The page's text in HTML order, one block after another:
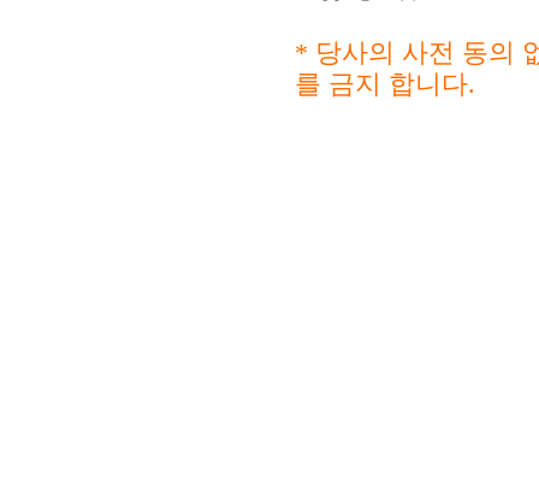
* 당사의 사전 동의
를 금지 합니다.